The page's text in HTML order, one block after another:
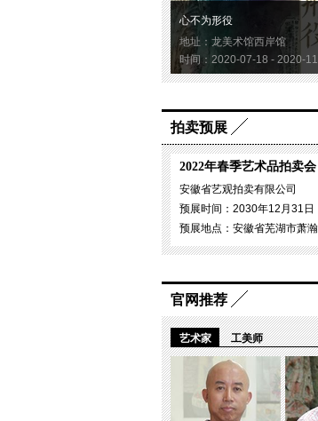
心不为形役
地址：龙美术馆西岸馆
时间：2020-07-18 - 2020-
拍卖预展
2022年春季艺术品拍卖会
安徽省艺观拍卖有限公司
预展时间：2030年12月31日
预展地点：安徽省芜湖市萧
官网推荐
艺术家 工美师